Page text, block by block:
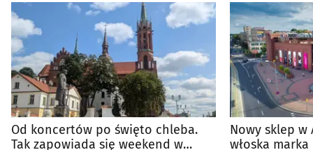
Od koncertów po święto chleba.
Tak zapowiada się weekend w
Nowy sklep w
włoska